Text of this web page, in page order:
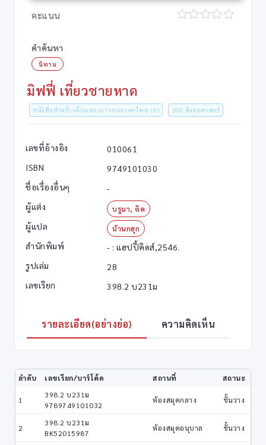
คะแนน
คำค้นหา
นิทาน
มิฟฟี่ เที่ยวชายหาด
หนังสือสำหรับเด็กและเยาวชนภาษาไทย (ย) 300 สังคมศาสตร์
เลขที่อ้างอิง
010061
ISBN
9749101030
ชื่อเรื่องอื่นๆ
-
ผู้แต่ง
บรูนา, ดิค
ผู้แปล น้านกฮุก
สำนักพิมพ์
- : แฮปปี้คิดส์,2546.
รูปเล่ม
28
เลขเรียก
398.2 บ231ม
รายละเอียด(อย่างย่อ) ความคิดเห็น
ลำดับ เลขเรียก/บาร์โค้ด สถานที่ สถานะ
1
398.2 บ231ม
9789749101032
ห้องสมุดกลาง ชั้นวาง
2
398.2 บ231ม
BK52015987
ห้องสมุดอนุบาล ชั้นวาง